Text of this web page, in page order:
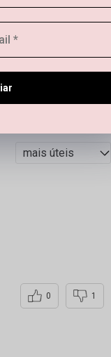
por mais
QUERO AVALIAR
0 1